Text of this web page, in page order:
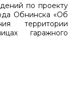
по проекту
Обнинска «Об
территории
гаражного